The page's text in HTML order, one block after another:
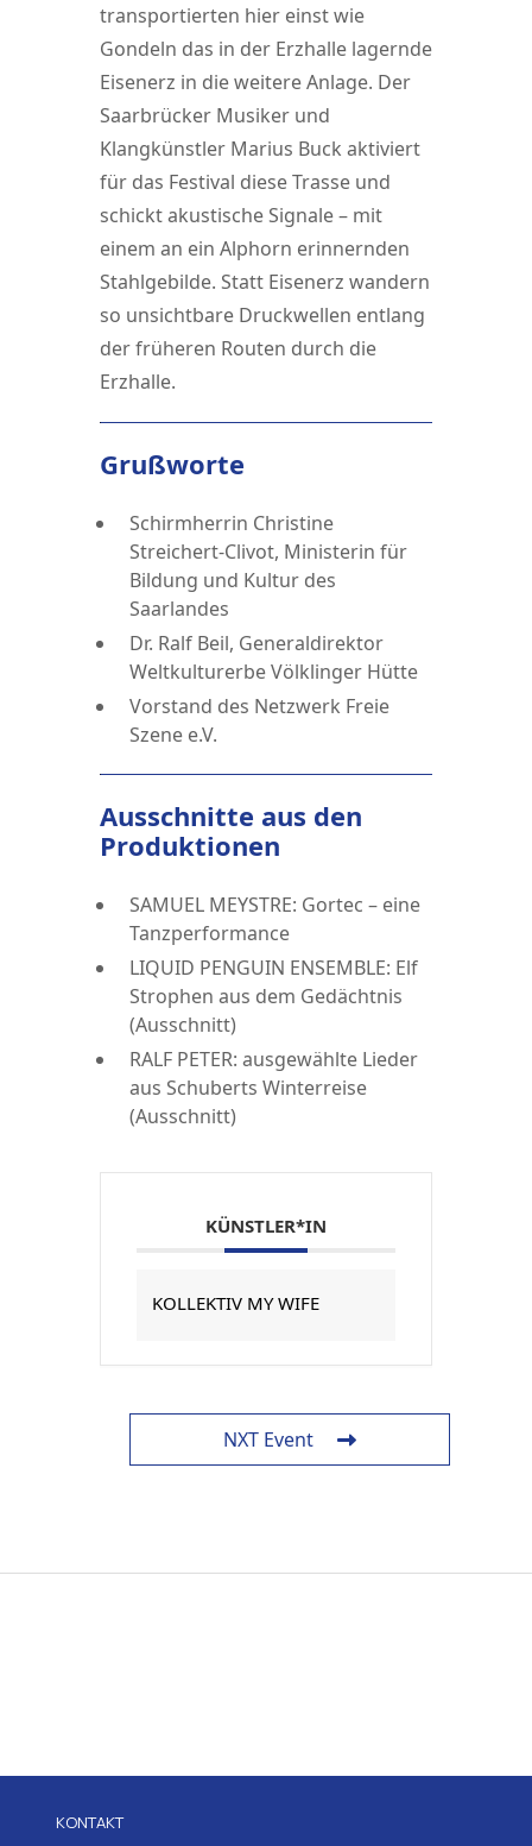
transportierten hier einst wie
Gondeln das in der Erzhalle lagernde
Eisenerz in die weitere Anlage. Der
Saarbrücker Musiker und
Klangkünstler Marius Buck aktiviert
für das Festival diese Trasse und
schickt akustische Signale – mit
einem an ein Alphorn erinnernden
Stahlgebilde. Statt Eisenerz wandern
so unsichtbare Druckwellen entlang
der früheren Routen durch die
Erzhalle.
Grußworte
Schirmherrin Christine
Streichert-Clivot, Ministerin für
Bildung und Kultur des
Saarlandes
Dr. Ralf Beil, Generaldirektor
Weltkulturerbe Völklinger Hütte
Vorstand des Netzwerk Freie
Szene e.V.
Ausschnitte aus den
Produktionen
SAMUEL MEYSTRE: Gortec – eine
Tanzperformance
LIQUID PENGUIN ENSEMBLE: Elf
Strophen aus dem Gedächtnis
(Ausschnitt)
RALF PETER: ausgewählte Lieder
aus Schuberts Winterreise
(Ausschnitt)
KÜNSTLER*IN
KOLLEKTIV MY WIFE
NXT Event
KONTAKT